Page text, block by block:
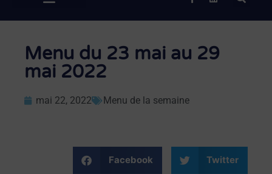
Menu du 23 mai au 29
mai 2022
mai 22, 2022 Menu de la semaine
Facebook Twitter